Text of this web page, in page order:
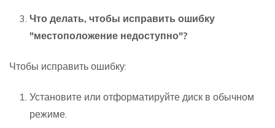
Что делать, чтобы исправить ошибку
"местоположение недоступно"?
Чтобы исправить ошибку:
Установите или отформатируйте диск в обычном
режиме.